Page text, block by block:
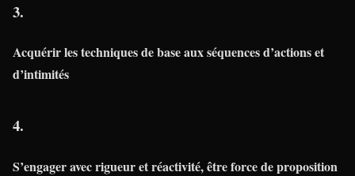
3.
Acquérir les techniques de base aux séquences d’actions et
d’intimités
4.
S’engager avec rigueur et réactivité, être force de proposition